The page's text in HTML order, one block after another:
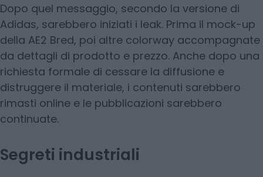
Dopo quel messaggio, secondo la versione di
Adidas, sarebbero iniziati i leak. Prima il mock-up
della AE2 Bred, poi altre colorway accompagnate
da dettagli di prodotto e prezzo. Anche dopo una
richiesta formale di cessare la diffusione e
distruggere il materiale, i contenuti sarebbero
rimasti online e le pubblicazioni sarebbero
continuate.
Segreti industriali